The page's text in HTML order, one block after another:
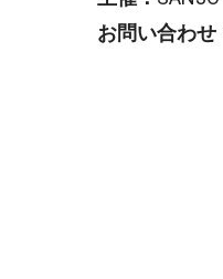
お問い合わせ
緊急連